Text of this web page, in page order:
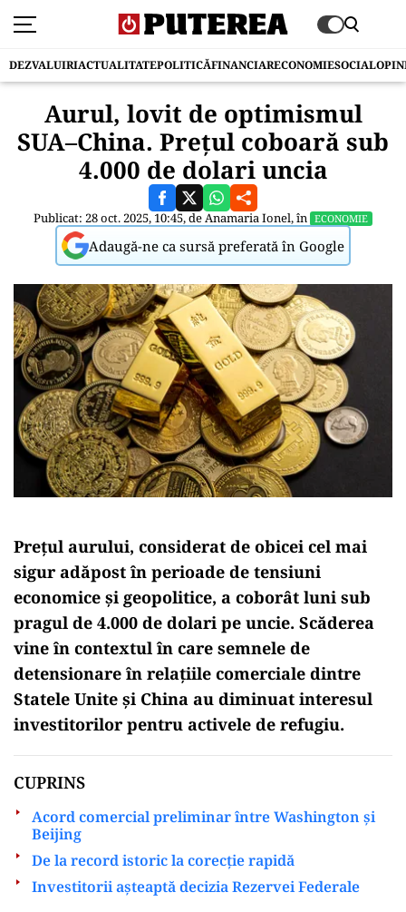
DEZVALUIRIACTUALITATEPOLITICĂFINANCIARECONOMIESOCIAL
Aurul, lovit de optimismul
SUA–China. Prețul coboară sub
4.000 de dolari uncia
Publicat: 28 oct. 2025, 10:45, deAnamaria Ionel, în ECONOMIE
Adaugă-ne ca sursă preferată în Google
Prețul aurului, considerat de obicei cel mai
sigur adăpost în perioade de tensiuni
economice și geopolitice, a coborât luni sub
pragul de 4.000 de dolari pe uncie. Scăderea
vine în contextul în care semnele de
detensionare în relațiile comerciale dintre
Statele Unite și China au diminuat interesul
investitorilor pentru activele de refugiu.
CUPRINS
Acord comercial preliminar între Washington și
Beijing
De la record istoric la corecție rapidă
Investitorii așteaptă decizia Rezervei Federale